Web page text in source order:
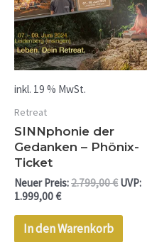
inkl. 19 % MwSt.
Retreat
SINNphonie der
Gedanken – Phönix-
Ticket
Neuer Preis:2.799,00€ UVP:
1.999,00€
In den Warenkorb